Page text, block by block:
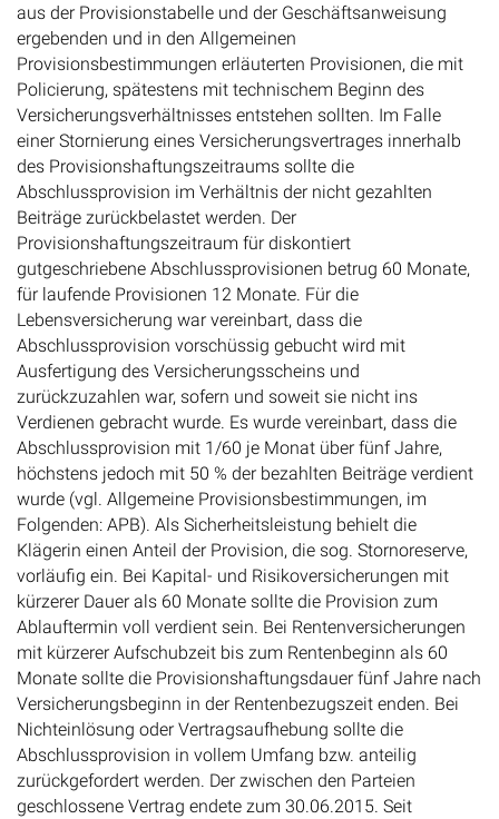
aus der Provisionstabelle und der Geschäftsanweisung
ergebenden und in den Allgemeinen
Provisionsbestimmungen erläuterten Provisionen, die mit
Policierung, spätestens mit technischem Beginn des
Versicherungsverhältnisses entstehen sollten. Im Falle
einer Stornierung eines Versicherungsvertrages innerhalb
des Provisionshaftungszeitraums sollte die
Abschlussprovision im Verhältnis der nicht gezahlten
Beiträge zurückbelastet werden. Der
Provisionshaftungszeitraum für diskontiert
gutgeschriebene Abschlussprovisionen betrug 60 Monate,
für laufende Provisionen 12 Monate. Für die
Lebensversicherung war vereinbart, dass die
Abschlussprovision vorschüssig gebucht wird mit
Ausfertigung des Versicherungsscheins und
zurückzuzahlen war, sofern und soweit sie nicht ins
Verdienen gebracht wurde. Es wurde vereinbart, dass die
Abschlussprovision mit 1/60 je Monat über fünf Jahre,
höchstens jedoch mit 50 % der bezahlten Beiträge verdient
wurde (vgl. Allgemeine Provisionsbestimmungen, im
Folgenden: APB). Als Sicherheitsleistung behielt die
Klägerin einen Anteil der Provision, die sog. Stornoreserve,
vorläufig ein. Bei Kapital- und Risikoversicherungen mit
kürzerer Dauer als 60 Monate sollte die Provision zum
Ablauftermin voll verdient sein. Bei Rentenversicherungen
mit kürzerer Aufschubzeit bis zum Rentenbeginn als 60
Monate sollte die Provisionshaftungsdauer fünf Jahre nach
Versicherungsbeginn in der Rentenbezugszeit enden. Bei
Nichteinlösung oder Vertragsaufhebung sollte die
Abschlussprovision in vollem Umfang bzw. anteilig
zurückgefordert werden. Der zwischen den Parteien
geschlossene Vertrag endete zum 30.06.2015. Seit